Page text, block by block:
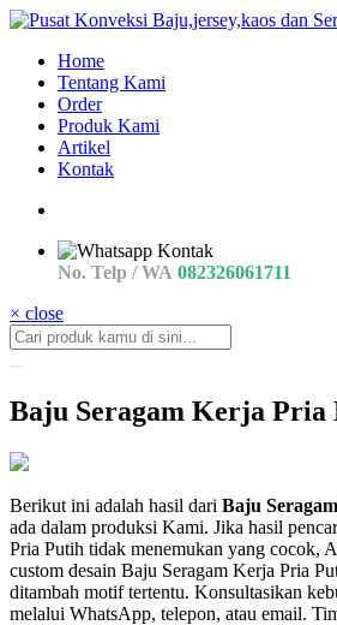
Home
Tentang Kami
Order
Produk Kami
Artikel
Kontak
No. Telp / WA 082326061711
× close
Baju Seragam Kerja Pria
kemeja
Baju
Seragam
Kerja
Pramugari
Citilink
Berikut ini adalah hasil dari Baju
ada dalam produksi Kami. Jika hasil
Pria Putih tidak menemukan yang cocok,
custom desain Baju Seragam Kerja Pria
ditambah motif tertentu. Konsultasikan
melalui WhatsApp, telepon, atau email.